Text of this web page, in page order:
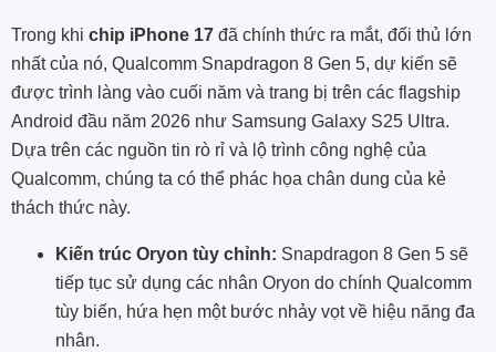
Trong khi chip iPhone 17 đã chính thức ra mắt, đối thủ lớn
nhất của nó, Qualcomm Snapdragon 8 Gen 5, dự kiến sẽ
được trình làng vào cuối năm và trang bị trên các flagship
Android đầu năm 2026 như Samsung Galaxy S25 Ultra.
Dựa trên các nguồn tin rò rỉ và lộ trình công nghệ của
Qualcomm, chúng ta có thể phác họa chân dung của kẻ
thách thức này.
Kiến trúc Oryon tùy chỉnh: Snapdragon 8 Gen 5 sẽ
tiếp tục sử dụng các nhân Oryon do chính Qualcomm
tùy biến, hứa hẹn một bước nhảy vọt về hiệu năng đa
nhân.